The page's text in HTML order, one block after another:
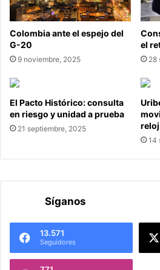
Colombia ante el espejo del
G-20
9 noviembre, 2025
el
28
El Pacto Histórico: consulta
en riesgo y unidad a prueba
21 septiembre, 2025
14
Síganos
13.571
Seguidores